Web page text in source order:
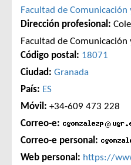
Facultad de
Dirección profesional:
Facultad de
Código postal: 18071
Ciudad: Granada
País: ES
Móvil: +34-609 473 228
Correo-e:
Correo-e personal:
Web personal: https://